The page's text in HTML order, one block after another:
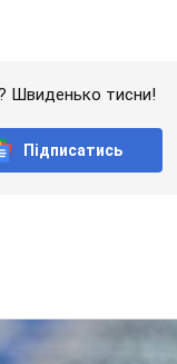
Швиденько тисни!
Підписатись